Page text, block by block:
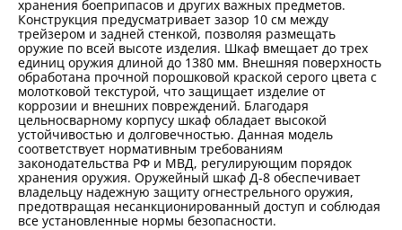
хранения боеприпасов и других важных предметов.
Конструкция предусматривает зазор 10 см между
трейзером и задней стенкой, позволяя размещать
оружие по всей высоте изделия. Шкаф вмещает до трех
единиц оружия длиной до 1380 мм. Внешняя поверхность
обработана прочной порошковой краской серого цвета с
молотковой текстурой, что защищает изделие от
коррозии и внешних повреждений. Благодаря
цельносварному корпусу шкаф обладает высокой
устойчивостью и долговечностью. Данная модель
соответствует нормативным требованиям
законодательства РФ и МВД, регулирующим порядок
хранения оружия. Оружейный шкаф Д-8 обеспечивает
владельцу надежную защиту огнестрельного оружия,
предотвращая несанкционированный доступ и соблюдая
все установленные нормы безопасности.